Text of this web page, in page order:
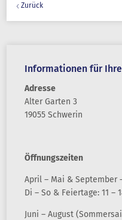
Zurück
Informationen für
Adresse
Alter Garten 3
19055 Schwerin
Öffnungszeiten
April – Mai & September
Di – So & Feiertage: 11 –
Juni – August